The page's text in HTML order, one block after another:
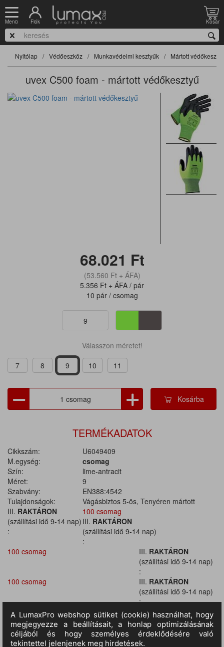
Menü Fiók Kosár
Nyitólap Védőeszköz Munkavédelmi kesztyűk Mártott védőkesztyű
uvex C500 foam - mártott védőkesztyű
68.021 Ft
(53.560 Ft+ ÁFA)
5.356 Ft + ÁFA / pár
10 pár / csomag
9
Válasszon méretet!
7
8 9 10 11
Kosárba
TERMÉKADATOK
Cikkszám:
U6049409
M.egység:
csomag
Szín:
lime-antracit
Méret:
9
Szabvány:
EN388:4542
Tulajdonságok:
Vágásbiztos 5-ös, Tenyéren mártott
III. RAKTÁRON
(szállítási idő 9-14 nap)
:
100 csomag
III. RAKTÁRON
(szállítási idő 9-14 nap)
:
100 csomag
III. RAKTÁRON
(szállítási idő 9-14 nap)
:
100 csomag
III. RAKTÁRON
(szállítási idő 9-14 nap)
:
100 csomag
III. RAKTÁRON
(szállítási idő 9-14 nap)
:
100 csomag
III.